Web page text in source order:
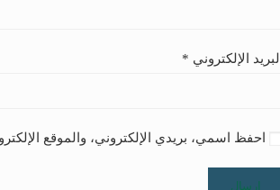
البريد الإلكتروني *
احفظ اسمي، بريدي الإلكتروني، والموقع